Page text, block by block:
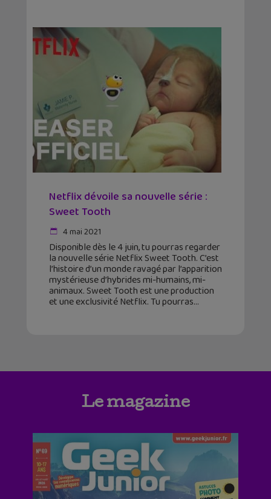
Netflix dévoile sa nouvelle série :
Sweet Tooth
4 mai 2021
Disponible dès le 4 juin, tu pourras regarder
la nouvelle série Netflix Sweet Tooth. C’est
l’histoire d’un monde ravagé par l’apparition
mystérieuse d’hybrides mi-humains, mi-
animaux. Sweet Tooth est une production
et une exclusivité Netflix. Tu pourras
Le magazine